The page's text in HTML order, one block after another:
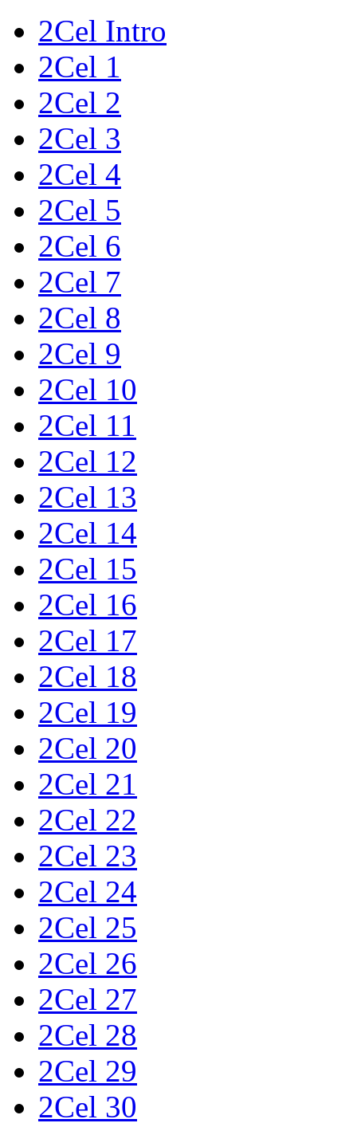
2Cel Intro
2Cel 1
2Cel 2
2Cel 3
2Cel 4
2Cel 5
2Cel 6
2Cel 7
2Cel 8
2Cel 9
2Cel 10
2Cel 11
2Cel 12
2Cel 13
2Cel 14
2Cel 15
2Cel 16
2Cel 17
2Cel 18
2Cel 19
2Cel 20
2Cel 21
2Cel 22
2Cel 23
2Cel 24
2Cel 25
2Cel 26
2Cel 27
2Cel 28
2Cel 29
2Cel 30